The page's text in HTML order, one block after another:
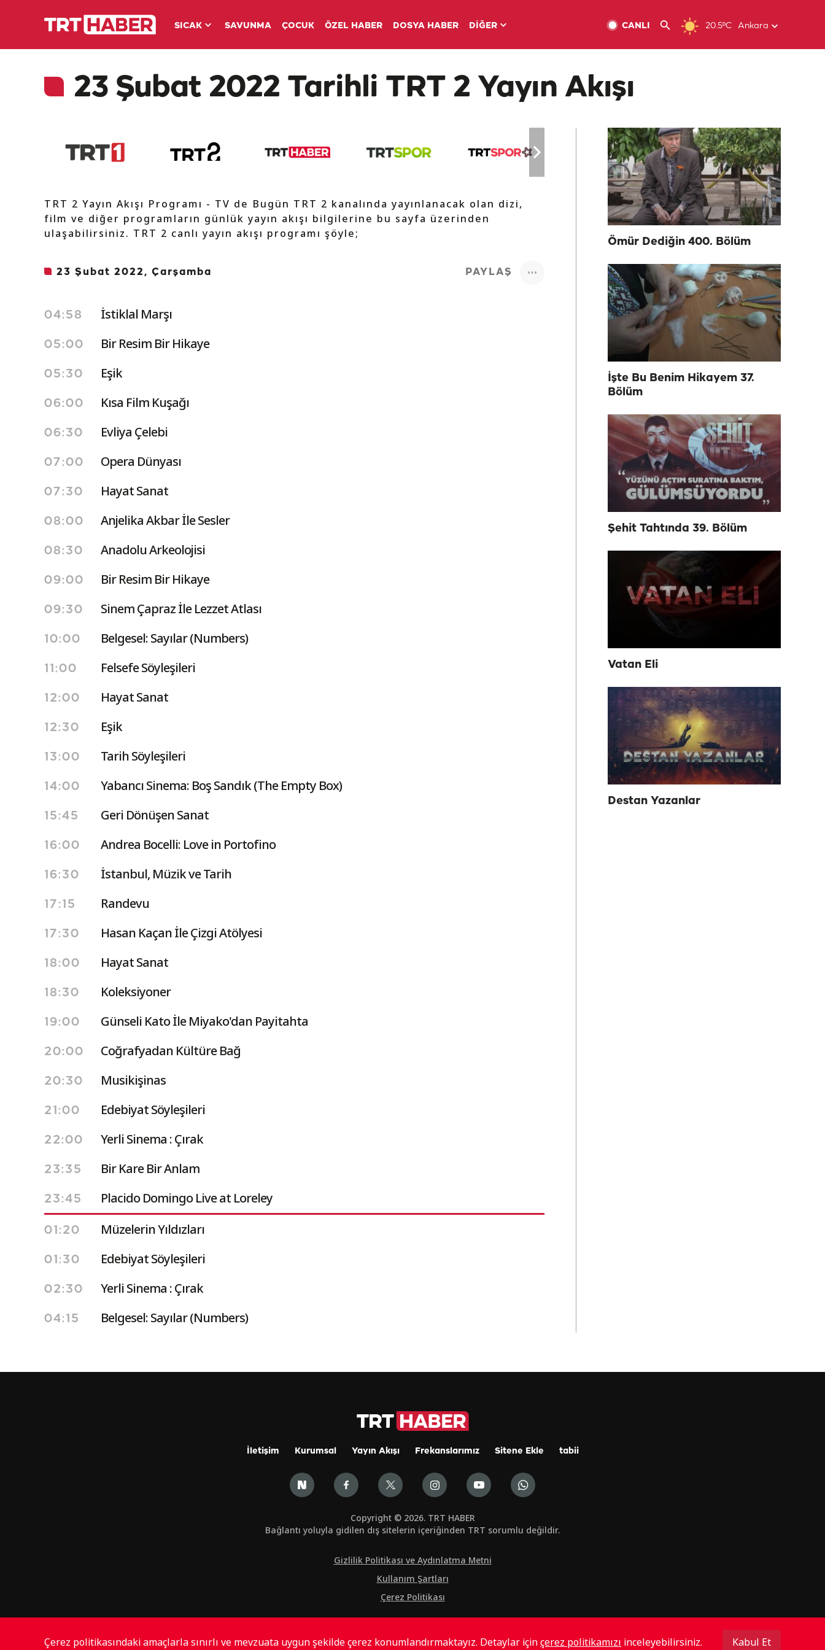
SICAK SAVUNMA ÇOCUK ÖZEL HABER DOSYA HABER DİĞER 20.5ºC Ankara
CANLI
23 Şubat 2022 Tarihli TRT 2 Yayın Akışı
TRT 2 Yayın Akışı Programı - TV de Bugün TRT 2 kanalında yayınlanacak olan dizi,
film ve diğer programların günlük yayın akışı bilgilerine bu sayfa üzerinden
ulaşabilirsiniz. TRT 2 canlı yayın akışı programı şöyle;
23 Şubat 2022, Çarşamba PAYLAŞ
04:58 İstiklal Marşı
05:00 Bir Resim Bir Hikaye
05:30 Eşik
06:00 Kısa Film Kuşağı
06:30 Evliya Çelebi
07:00 Opera Dünyası
07:30 Hayat Sanat
08:00 Anjelika Akbar İle Sesler
08:30 Anadolu Arkeolojisi
09:00 Bir Resim Bir Hikaye
09:30 Sinem Çapraz İle Lezzet Atlası
10:00 Belgesel: Sayılar (Numbers)
11:00 Felsefe Söyleşileri
12:00 Hayat Sanat
12:30 Eşik
13:00 Tarih Söyleşileri
14:00 Yabancı Sinema: Boş Sandık (The Empty Box)
15:45 Geri Dönüşen Sanat
16:00 Andrea Bocelli: Love in Portofino
16:30 İstanbul, Müzik ve Tarih
17:15 Randevu
17:30 Hasan Kaçan İle Çizgi Atölyesi
18:00 Hayat Sanat
18:30 Koleksiyoner
19:00 Günseli Kato İle Miyako'dan Payitahta
20:00 Coğrafyadan Kültüre Bağ
20:30 Musikişinas
21:00 Edebiyat Söyleşileri
22:00 Yerli Sinema : Çırak
23:35 Bir Kare Bir Anlam
23:45 Placido Domingo Live at Loreley
01:20 Müzelerin Yıldızları
01:30 Edebiyat Söyleşileri
02:30 Yerli Sinema : Çırak
04:15 Belgesel: Sayılar (Numbers)
Ömür Dediğin 400. Bölüm
İşte Bu Benim Hikayem 37.
Bölüm
Şehit Tahtında 39. Bölüm
Vatan Eli
Destan Yazanlar
İletişim Kurumsal Yayın Akışı Frekanslarımız Sitene Ekle tabii
Copyright © 2026. TRT HABER
Bağlantı yoluyla gidilen dış sitelerin içeriğinden TRT sorumlu değildir.
Gizlilik Politikası ve Aydınlatma Metni
Kullanım Şartları
Çerez Politikası
Çerez politikasındaki amaçlarla sınırlı ve mevzuata uygun şekilde çerez konumlandırmaktayız. Detaylar içinçerez politikamızı inceleyebilirsiniz. Kabul Et